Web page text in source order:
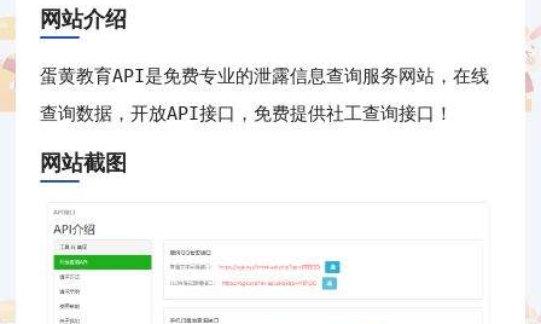
网站介绍
蛋黄教育API是免费专业的泄露信息查询服务网站，在线
查询数据，开放API接口，免费提供社工查询接口！
网站截图